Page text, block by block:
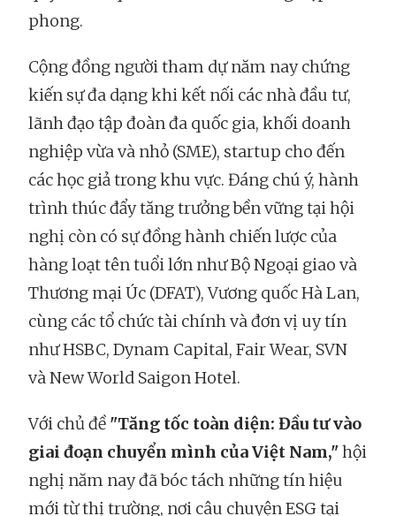
phong.
Cộng đồng người tham dự năm nay chứng
kiến sự đa dạng khi kết nối các nhà đầu tư,
lãnh đạo tập đoàn đa quốc gia, khối doanh
nghiệp vừa và nhỏ (SME), startup cho đến
các học giả trong khu vực. Đáng chú ý, hành
trình thúc đẩy tăng trưởng bền vững tại hội
nghị còn có sự đồng hành chiến lược của
hàng loạt tên tuổi lớn như Bộ Ngoại giao và
Thương mại Úc (DFAT), Vương quốc Hà Lan,
cùng các tổ chức tài chính và đơn vị uy tín
như HSBC, Dynam Capital, Fair Wear, SVN
và New World Saigon Hotel.
Với chủ đề "Tăng tốc toàn diện: Đầu tư vào
giai đoạn chuyển mình của Việt Nam,"hội
nghị năm nay đã bóc tách những tín hiệu
mới từ thị trường, nơi câu chuyện ESG tại